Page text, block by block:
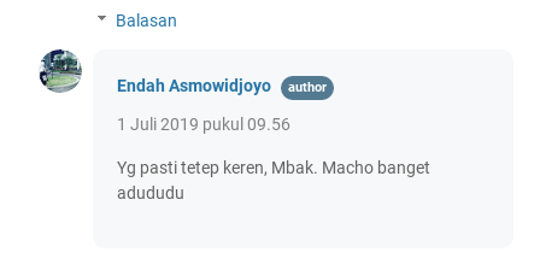
Balasan
Endah Asmowidjoyo
1 Juli 2019 pukul 09.56
Yg pasti tetep keren, Mbak. Macho banget
adududu